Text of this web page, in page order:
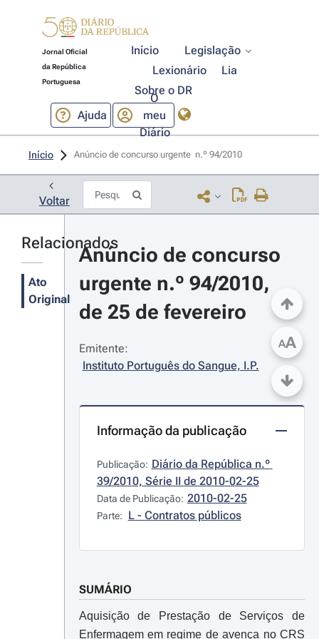
Jornal Oficial
da República
Portuguesa
Início
Legislação
Lexionário
Lia
Sobre o DR
Ajuda
O
meu
Diário
Início Anúncio de concurso urgente  n.º 94/2010
Voltar
Relacionados
Ato
Original
Anúncio de concurso
urgente n.º 94/2010,
de 25 de fevereiro
Emitente:
Instituto Português do Sangue, I.P.
Informação da publicação
Publicação: Diário da República n.º
39/2010, Série II de 2010-02-25
Data de Publicação: 2010-02-25
Parte: L - Contratos públicos
SUMÁRIO
Aquisição de Prestação de Serviços de
Enfermagem em regime de avença no CRS
AA